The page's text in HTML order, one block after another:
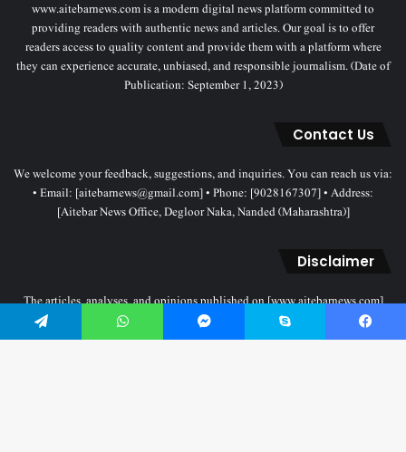
www.aitebarnews.com is a modern digital news platform committed to
providing readers with authentic news and articles. Our goal is to offer
readers access to quality content and provide them with a platform where
they can experience accurate, unbiased, and responsible journalism. (Date of
Publication: September 1, 2023)
Contact Us
We welcome your feedback, suggestions, and inquiries. You can reach us via:
• Email: [aitebarnews@gmail.com] • Phone: [9028167307] • Address:
[Aitebar News Office, Degloor Naka, Nanded (Maharashtra)]
Disclaimer
The articles, analyses, and opinions published on [www.aitebarnews.com]
solely represent the personal views and opinions of the authors. These views
do not necessarily reflect the stance of the Aitebar News management. Any
Facebook
Skype
Messenger
WhatsApp
Telegram